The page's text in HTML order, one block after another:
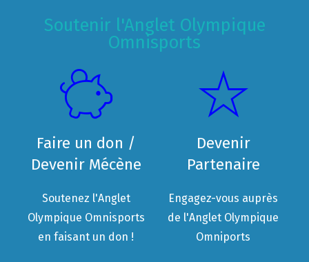
Soutenir l'Anglet Olympique
Omnisports
Faire un don /
Devenir Mécène
Soutenez l'Anglet
Olympique Omnisports
en faisant un don !
Devenir
Partenaire
Engagez-vous auprès
de l'Anglet Olympique
Omniports